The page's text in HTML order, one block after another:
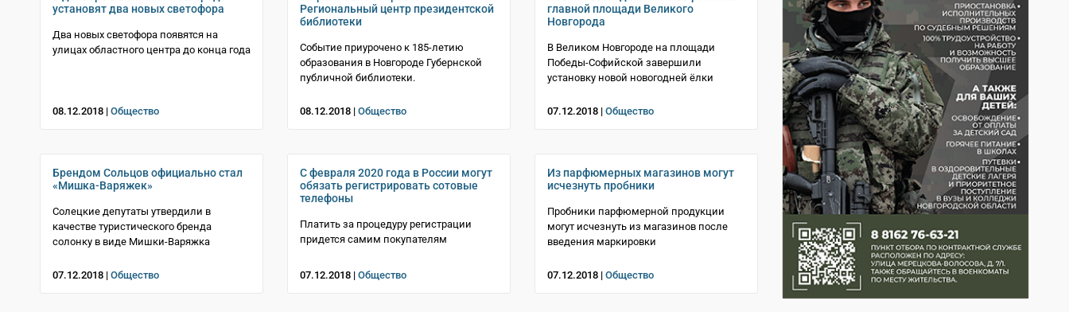
установят два новых светофора
Два новых светофора появятся на
улицах областного центра до конца года
08.12.2018 | Общество
Региональный центр президентской
библиотеки
​​​​​​​Событие приурочено к 185-летию
образования в Новгороде Губернской
публичной библиотеки.
08.12.2018 | Общество
главной площади Великого
Новгорода
В Великом Новгороде на площади
Победы-Софийской завершили
установку новой новогодней ёлки
07.12.2018 | Общество
Брендом Сольцов официально стал
«Мишка-Варяжек»
Солецкие депутаты утвердили в
качестве туристического бренда
солонку в виде Мишки-Варяжка
07.12.2018 | Общество
С февраля 2020 года в России могут
обязать регистрировать сотовые
телефоны
Платить за процедуру регистрации
придется самим покупателям
07.12.2018 | Общество
Из парфюмерных магазинов могут
исчезнуть пробники
Пробники парфюмерной продукции
могут исчезнуть из магазинов после
введения маркировки
07.12.2018 | Общество